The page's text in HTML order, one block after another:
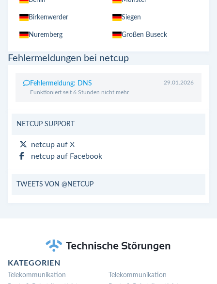
Birkenwerder Siegen
Nuremberg Großen Buseck
Fehlermeldungen bei netcup
Fehlermeldung: DNS
Funktioniert seit 6 Stunden nicht mehr
29.01.2026
NETCUP SUPPORT
netcup auf X
netcup auf Facebook
TWEETS VON @NETCUP
KATEGORIEN
Telekommunikation
Telekommunikation